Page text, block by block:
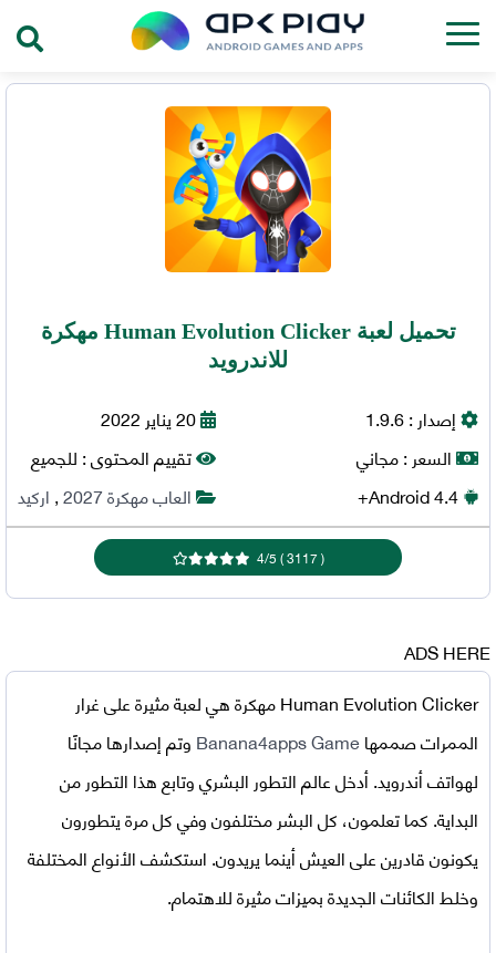
تحميل لعبة Human Evolution Clicker مهكرة
للاندرويد
إصدار :1.9.6
السعر :مجاني
Android4.4+
20 يناير 2022
تقييم المحتوى :للجميع
العاب مهكرة 2027
,اركيد
(
3117
)
4/5
ADS HERE
Human Evolution Clicker مهكرة
هي لعبة مثيرة على غرار
الممرات صممهاBanana4apps Gameوتم إصدارها مجانًا
لهواتف أندرويد. أدخل عالم التطور البشري وتابع هذا التطور من
البداية. كما تعلمون، كل البشر مختلفون وفي كل مرة يتطورون
يكونون قادرين على العيش أينما يريدون. استكشف الأنواع المختلفة
وخلط الكائنات الجديدة بميزات مثيرة للاهتمام.